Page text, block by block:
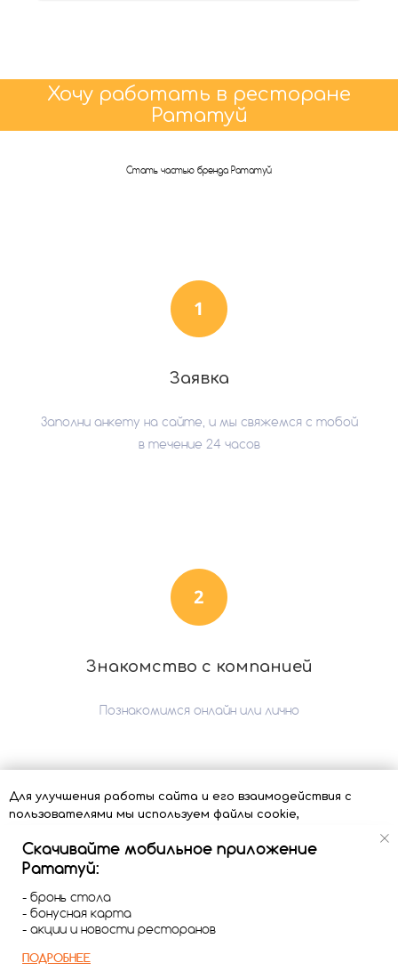
Хочу работать в ресторане
Рататуй
Стать частью бренда Рататуй
Заявка
Заполни анкету на сайте, и мы свяжемся с тобой
в течение 24 часов
Знакомство с компанией
Познакомимся онлайн или лично
Стажировка
Для улучшения работы сайта и его взаимодействия с
пользователями мы используем файлы cookie,
разрешаете использование cookie-файлов, Яндекс.Метрики
и даете согласие на обработку персональных данных
Согласие на обработку персональных данных
Скачивайте мобильное приложение
Рататуй:
- бронь стола
- бонусная карта
- акции и новости ресторанов
ПОДРОБНЕЕ